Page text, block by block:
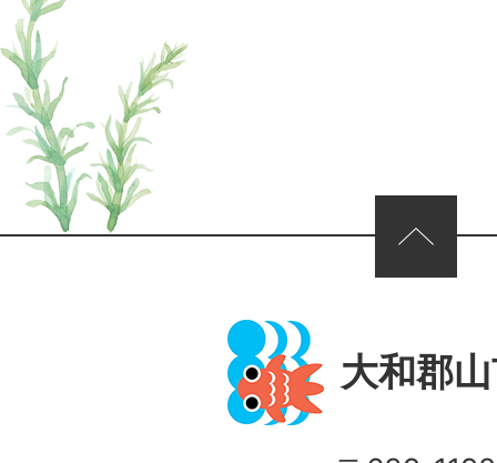
ページの先頭へ
大和郡